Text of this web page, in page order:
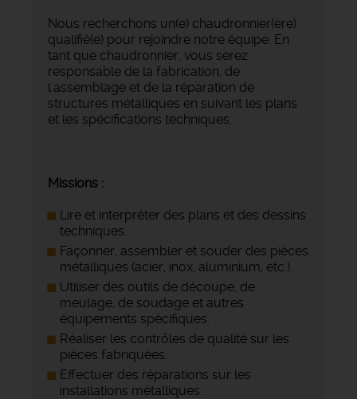
Nous recherchons un(e) chaudronnier(ère)
qualifié(e) pour rejoindre notre équipe. En
tant que chaudronnier, vous serez
responsable de la fabrication, de
l'assemblage et de la réparation de
structures métalliques en suivant les plans
et les spécifications techniques.
Missions :
Lire et interpréter des plans et des dessins
techniques.
Façonner, assembler et souder des pièces
métalliques (acier, inox, aluminium, etc.).
Utiliser des outils de découpe, de
meulage, de soudage et autres
équipements spécifiques.
Réaliser les contrôles de qualité sur les
pièces fabriquées.
Effectuer des réparations sur les
installations métalliques.